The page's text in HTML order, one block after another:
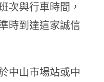
次與行車時間，
時到達這家誠信
中山市場站或中